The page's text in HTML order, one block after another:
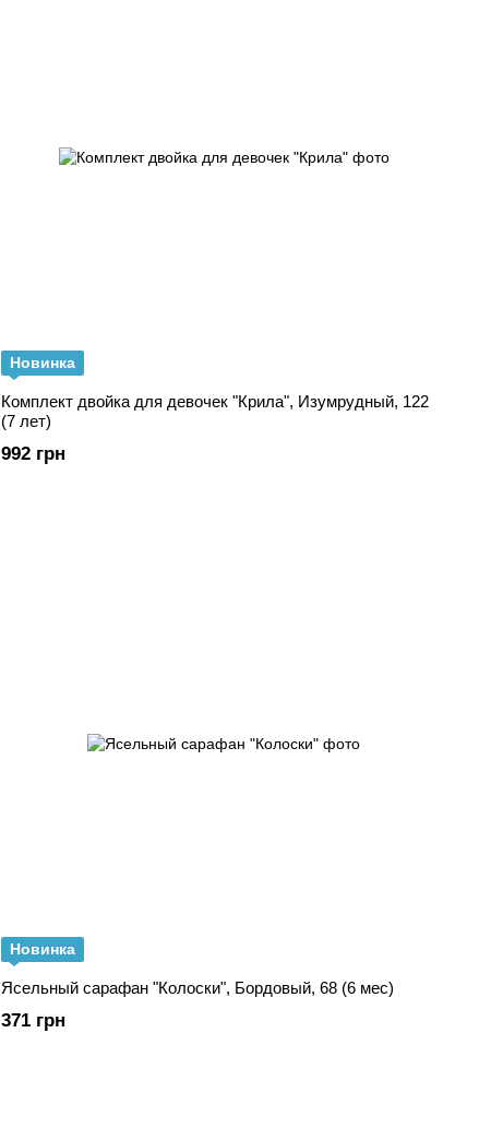
Новинка
Комплект двойка для девочек "Крила", Изумрудный, 122
(7 лет)
992 грн
Новинка
Ясельный сарафан "Колоски", Бордовый, 68 (6 мес)
371 грн